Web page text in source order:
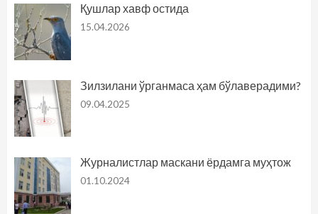
Қушлар хавф остида
15.04.2026
Зилзилани ўрганмаса ҳам бўлаверадими?
09.04.2025
Журналистлар маскани ёрдамга муҳтож
01.10.2024